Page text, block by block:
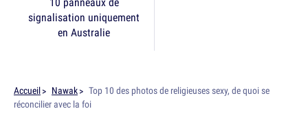
signalisation uniquement
en Australie
Accueil Nawak
Top 10 des photos de religieuses sexy, de quoi se
réconcilier avec la foi